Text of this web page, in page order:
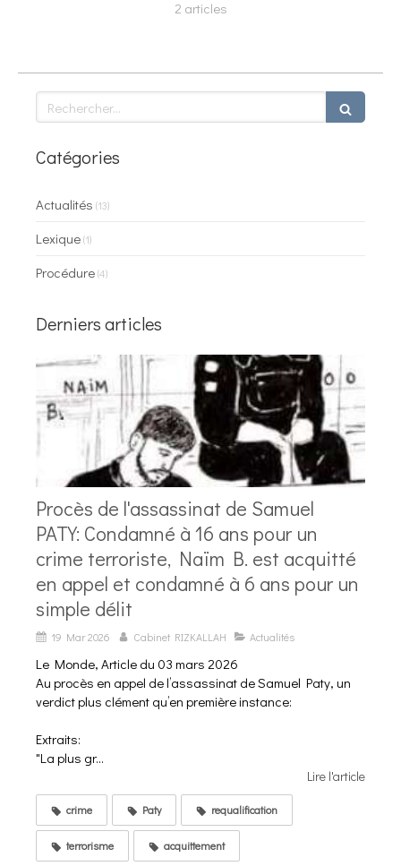
2 articles
Rechercher
Catégories
Actualités (13)
Lexique(1)
Procédure(4)
Derniers articles
Procès de l'assassinat de Samuel
PATY: Condamné à 16 ans pour un
crime terroriste, Naïm B. est acquitté
en appel et condamné à 6 ans pour un
simple délit
19 Mar 2026 Cabinet RIZKALLAH Actualités
Le Monde, Article du 03 mars 2026
Au procès en appel de l’assassinat de Samuel Paty, un
verdict plus clément qu’en première instance:
Extraits:
"La plus gr...
Lire l'article
crime Paty requalification
terrorisme acquittement